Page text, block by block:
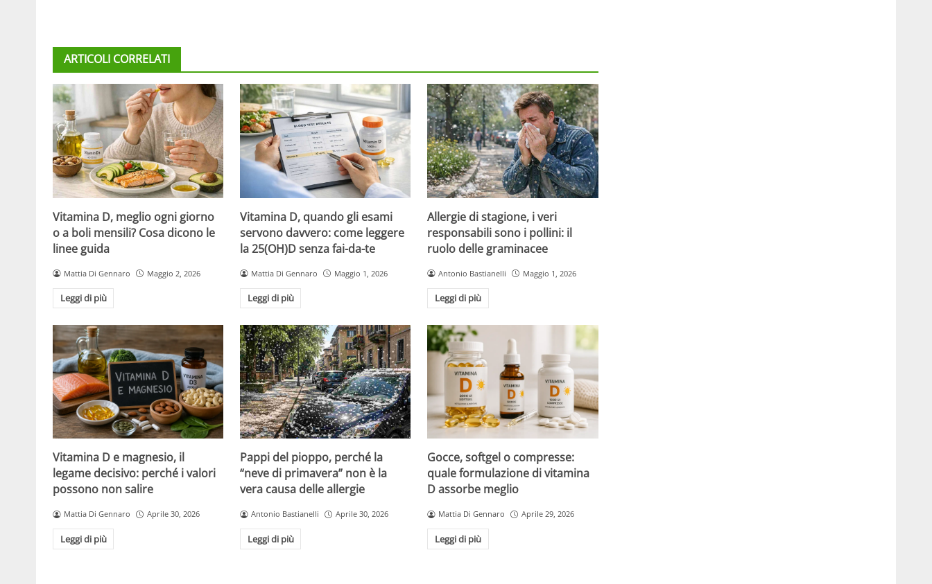
ARTICOLI CORRELATI
Vitamina D, meglio ogni giorno
o a boli mensili? Cosa dicono le
linee guida
Mattia Di Gennaro Maggio 2, 2026
Leggi di più
Vitamina D, quando gli esami
servono davvero: come leggere
la 25(OH)D senza fai-da-te
Mattia Di Gennaro Maggio 1, 2026
Leggi di più
Allergie di stagione, i veri
responsabili sono i pollini: il
ruolo delle graminacee
Antonio Bastianelli Maggio 1, 2026
Leggi di più
Vitamina D e magnesio, il
legame decisivo: perché i valori
possono non salire
Mattia Di Gennaro Aprile 30, 2026
Leggi di più
Pappi del pioppo, perché la
“neve di primavera” non è la
vera causa delle allergie
Antonio Bastianelli Aprile 30, 2026
Leggi di più
Gocce, softgel o compresse:
quale formulazione di vitamina
D assorbe meglio
Mattia Di Gennaro Aprile 29, 2026
Leggi di più